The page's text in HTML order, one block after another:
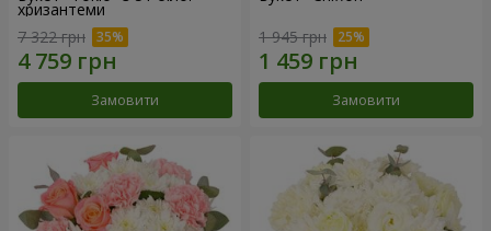
хризантеми
7 322 грн
Замовити
1 945 грн
Замовити